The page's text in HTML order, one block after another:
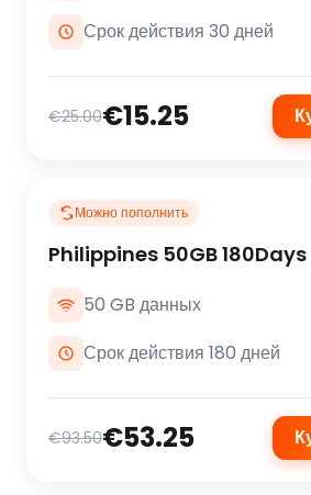
Срок действия 30 дней
€25.00€15.25
Можно пополнить
Philippines 50GB 180Days
50 GB данных
Срок действия 180 дней
€93.50€53.25